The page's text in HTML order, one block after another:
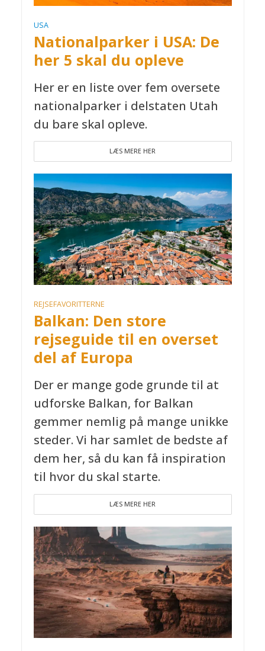
USA
Nationalparker i USA: De
her 5 skal du opleve
Her er en liste over fem oversete
nationalparker i delstaten Utah
du bare skal opleve.
LÆS MERE HER
REJSEFAVORITTERNE
Balkan: Den store
rejseguide til en overset
del af Europa
Der er mange gode grunde til at
udforske Balkan, for Balkan
gemmer nemlig på mange unikke
steder. Vi har samlet de bedste af
dem her, så du kan få inspiration
til hvor du skal starte.
LÆS MERE HER